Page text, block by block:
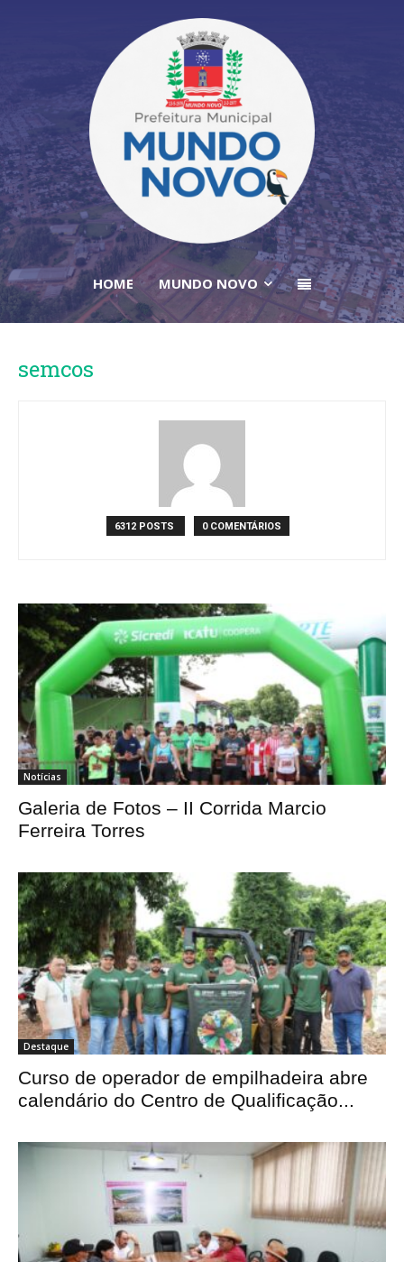
HOME MUNDO NOVO
semcos
6312 POSTS 0 COMENTÁRIOS
Notícias
Galeria de Fotos – II Corrida Marcio
Ferreira Torres
Destaque
Curso de operador de empilhadeira abre
calendário do Centro de Qualificação...